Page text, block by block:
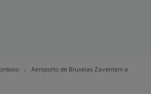
Aeroporto de Bruxelas Zaventem a